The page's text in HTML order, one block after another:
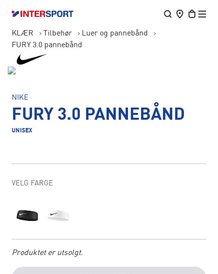
KLÆR Tilbehør
Luer og pannebånd
FURY 3.0 pannebånd
NIKE
FURY 3.0 PANNEBÅND
UNISEX
VELG FARGE
Produktet er utsolgt.